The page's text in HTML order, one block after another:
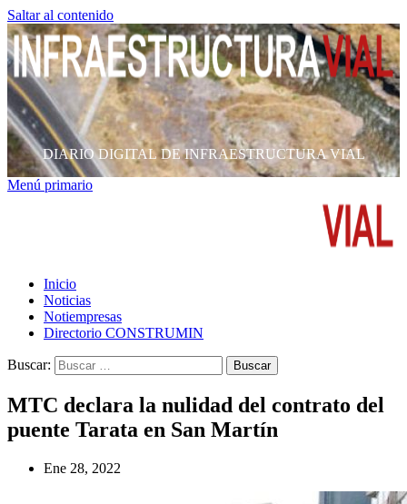
Saltar al contenido
DIARIO DIGITAL DE INFRAESTRUCTURA VIAL
Menú primario
Inicio
Noticias
Notiempresas
Directorio CONSTRUMIN
Buscar:
MTC declara la nulidad del contrato del
puente Tarata en San Martín
Ene 28, 2022